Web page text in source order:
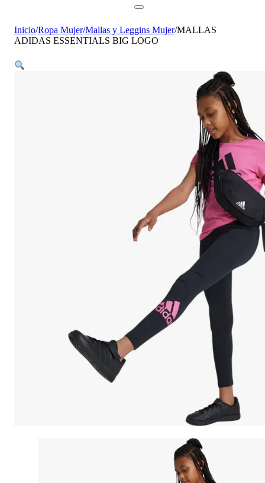
Inicio/Ropa Mujer/Mallas y Leggins Mujer/MALLAS
ADIDAS ESSENTIALS BIG LOGO